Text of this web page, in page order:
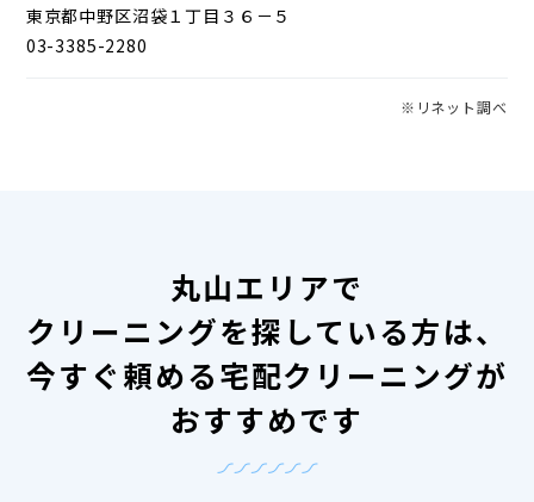
東京都中野区沼袋１丁目３６－５
03-3385-2280
※リネット調べ
丸山エリアで
クリーニングを探している方は、
今すぐ頼める宅配クリーニングが
おすすめです